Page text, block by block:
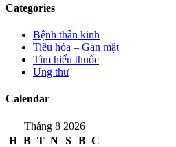
Categories
Bệnh thần kinh
Tiêu hóa – Gan mật
Tìm hiểu thuốc
Ung thư
Calendar
Tháng 8 2026
H B T N S B C